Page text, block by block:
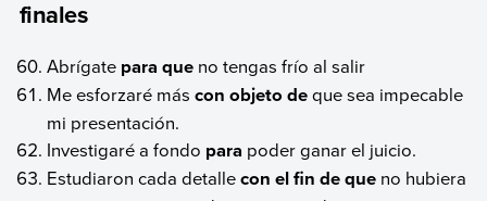
finales
Abrígate para que no tengas frío al salir
Me esforzaré máscon objeto deque sea impecable
mi presentación.
Investigaré a fondo para poder ganar el juicio.
Estudiaron cada detallecon el fin de que no hubiera